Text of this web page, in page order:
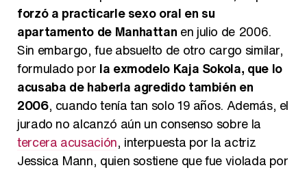
forzó a practicarle sexo oral en su
apartamento de Manhattan en julio de 2006.
Sin embargo, fue absuelto de otro cargo similar,
formulado por la exmodelo Kaja Sokola, que lo
acusaba de haberla agredido también en
2006, cuando tenía tan solo 19 años. Además, el
jurado no alcanzó aún un consenso sobre la
tercera acusación, interpuesta por la actriz
Jessica Mann, quien sostiene que fue violada por